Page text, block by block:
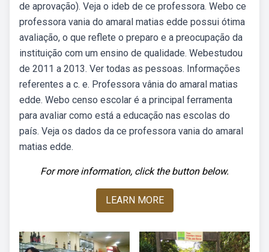
de aprovação). Veja o ideb de ce professora. Webo ce
professora vania do amaral matias edde possui ótima
avaliação, o que reflete o preparo e a preocupação da
instituição com um ensino de qualidade. Webestudou
de 2011 a 2013. Ver todas as pessoas. Informações
referentes a c. e. Professora vânia do amaral matias
edde. Webo censo escolar é a principal ferramenta
para avaliar como está a educação nas escolas do
país. Veja os dados da ce professora vania do amaral
matias edde.
For more information, click the button below.
LEARN MORE